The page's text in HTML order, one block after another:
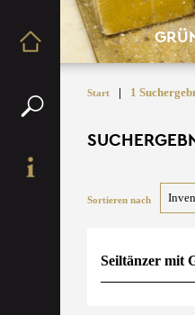
Start | 1
Sortieren nach
Seiltänzer mit